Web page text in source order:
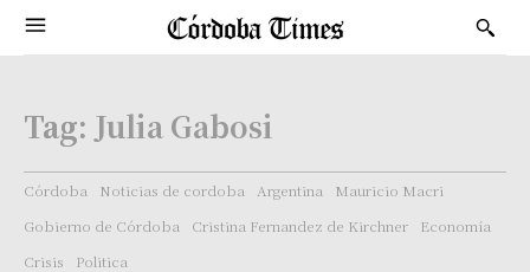
Tag: Julia Gabosi
Córdoba Noticias de cordoba Argentina
Mauricio Macri
Gobierno de Córdoba
Cristina Fernandez de Kirchner
Economía
Crisis
Politica